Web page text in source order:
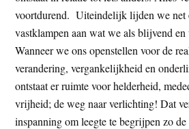
voortdurend. Uiteindelijk lijden we net
vastklampen aan wat we als blijvend en
Wanneer we ons openstellen voor de
verandering, vergankelijkheid en
ontstaat er ruimte voor helderheid,
vrijheid; de weg naar verlichting! Dat
inspanning om leegte te begrijpen zo